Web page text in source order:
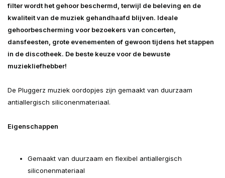
filter wordt het gehoor beschermd, terwijl de beleving en de
kwaliteit van de muziek gehandhaafd blijven. Ideale
gehoorbescherming voor bezoekers van concerten,
dansfeesten, grote evenementen of gewoon tijdens het stappen
in de discotheek. De beste keuze voor de bewuste
muziekliefhebber!
De Pluggerz muziek oordopjes zijn gemaakt van duurzaam
antiallergisch siliconenmateriaal.
Eigenschappen
Gemaakt van duurzaam en flexibel antiallergisch
siliconenmateriaal